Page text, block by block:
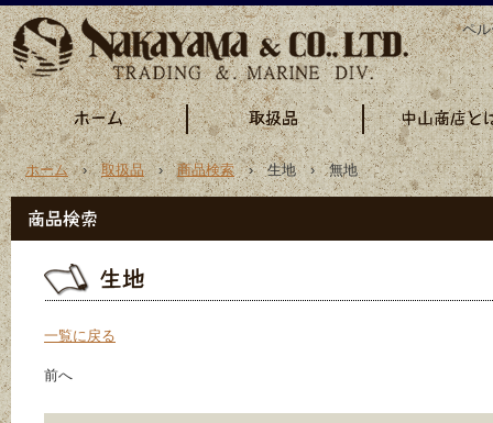
ペ
ホーム›取扱品›商品検索› 生地 › 無地
一覧に戻る
前へ